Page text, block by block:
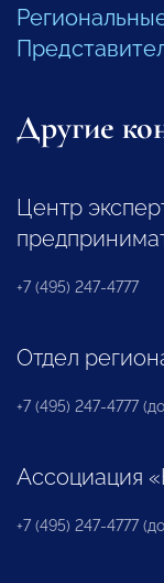
Другие
Центр
+7 (495) 247-4777
Отдел
+7 (495) 247-4777
Ассоциация
+7 (495) 247-4777